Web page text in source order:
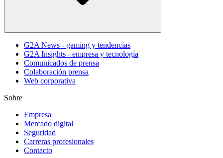
G2A News - gaming y tendencias
G2A Insights - empresa y tecnología
Comunicados de prensa
Colaboración prensa
Web corporativa
Sobre
Empresa
Mercado digital
Seguridad
Carreras profesionales
Contacto